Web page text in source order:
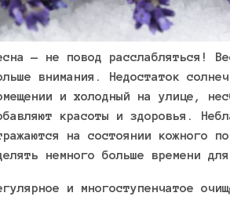
— не повод расслабляться!
внимания. Недостаток
и холодный на улице,
красоты и здоровья.
на состоянии кожного
немного больше времени
и многоступенчатое